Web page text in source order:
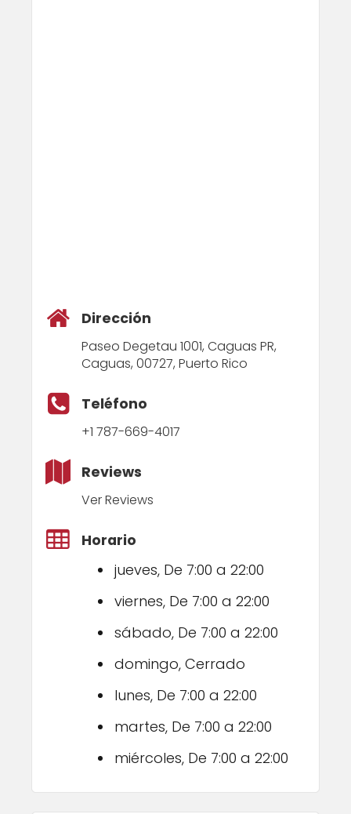
Dirección
Paseo Degetau 1001, Caguas PR,
Caguas, 00727, Puerto Rico
Teléfono
+1 787-669-4017
Reviews
Ver Reviews
Horario
jueves, De 7:00 a 22:00
viernes, De 7:00 a 22:00
sábado, De 7:00 a 22:00
domingo, Cerrado
lunes, De 7:00 a 22:00
martes, De 7:00 a 22:00
miércoles, De 7:00 a 22:00